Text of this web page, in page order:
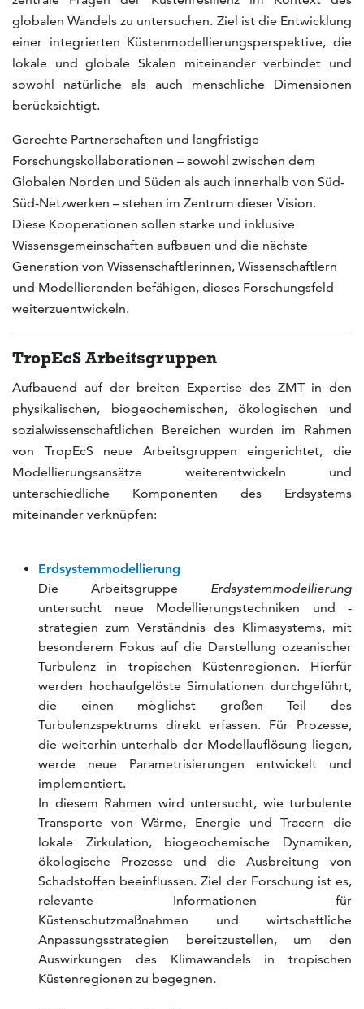
globalen Wandels zu untersuchen. Ziel ist die Entwicklung
einer integrierten Küstenmodellierungsperspektive, die
lokale und globale Skalen miteinander verbindet und
sowohl natürliche als auch menschliche Dimensionen
berücksichtigt.
Gerechte Partnerschaften und langfristige
Forschungskollaborationen – sowohl zwischen dem
Globalen Norden und Süden als auch innerhalb von Süd-
Süd-Netzwerken – stehen im Zentrum dieser Vision.
Diese Kooperationen sollen starke und inklusive
Wissensgemeinschaften aufbauen und die nächste
Generation von Wissenschaftlerinnen, Wissenschaftlern
und Modellierenden befähigen, dieses Forschungsfeld
weiterzuentwickeln.
TropEcS Arbeitsgruppen
Aufbauend auf der breiten Expertise des ZMT in den
physikalischen, biogeochemischen, ökologischen und
sozialwissenschaftlichen Bereichen wurden im Rahmen
von TropEcS neue Arbeitsgruppen eingerichtet, die
Modellierungsansätze weiterentwickeln und
unterschiedliche Komponenten des Erdsystems
miteinander verknüpfen:
Erdsystemmodellierung
Die Arbeitsgruppe Erdsystemmodellierung
untersucht neue Modellierungstechniken und -
strategien zum Verständnis des Klimasystems, mit
besonderem Fokus auf die Darstellung ozeanischer
Turbulenz in tropischen Küstenregionen. Hierfür
werden hochaufgelöste Simulationen durchgeführt,
die einen möglichst großen Teil des
Turbulenzspektrums direkt erfassen. Für Prozesse,
die weiterhin unterhalb der Modellauflösung liegen,
werde neue Parametrisierungen entwickelt und
implementiert.
In diesem Rahmen wird untersucht, wie turbulente
Transporte von Wärme, Energie und Tracern die
lokale Zirkulation, biogeochemische Dynamiken,
ökologische Prozesse und die Ausbreitung von
Schadstoffen beeinflussen. Ziel der Forschung ist es,
relevante Informationen für
Küstenschutzmaßnahmen und wirtschaftliche
Anpassungsstrategien bereitzustellen, um den
Auswirkungen des Klimawandels in tropischen
Küstenregionen zu begegnen.